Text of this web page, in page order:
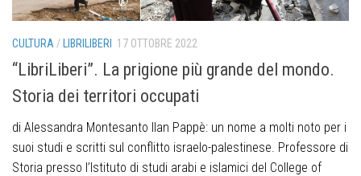
CULTURA /LIBRILIBERI 17 OTTOBRE 2022
“LibriLiberi”. La prigione più grande del mondo.
Storia dei territori occupati
di Alessandra Montesanto Ilan Pappè: un nome a molti noto per i
suoi studi e scritti sul conflitto israelo-palestinese. Professore di
Storia presso l’Istituto di studi arabi e islamici del College of